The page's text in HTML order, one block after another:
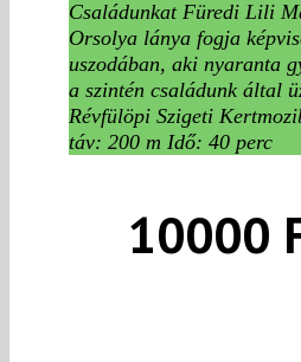
Családunkat Füredi Lili
Orsolya lánya fogja
uszodában, aki nyaranta
a szintén családunk által
Révfülöpi Szigeti
táv: 200 m Idő: 40 perc
10000